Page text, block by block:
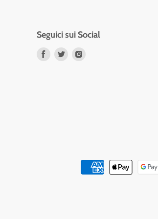
Seguici sui Social
Trovaci Trovaci